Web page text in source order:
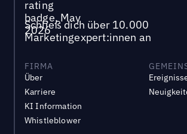
Schließ dich über 10.000
Marketingexpert:innen an
FIRMA
Über
Karriere
KI Information
Whistleblower